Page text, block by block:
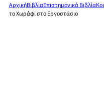
ΑρχικήΒιβλίαΕπιστημονικά Βιβλία
το Χωράφι στο Εργοστάσιο